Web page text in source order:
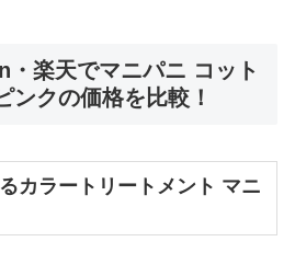
・楽天でマニパニ コット
ンクの価格を比較！
カラートリートメント マニ